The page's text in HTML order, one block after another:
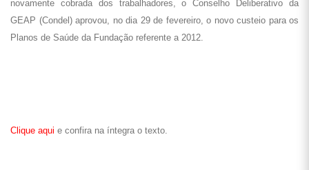
novamente cobrada dos trabalhadores, o Conselho Deliberativo da
GEAP (Condel) aprovou, no dia 29 de fevereiro, o novo custeio para os
Planos de Saúde da Fundação referente a 2012.
Clique aqui e confira na íntegra o texto.